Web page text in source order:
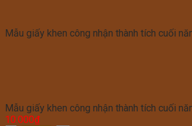
Mẫu giấy khen công nhận thành tích cuối
Mẫu giấy khen công nhận thành tích cuối
10.000₫